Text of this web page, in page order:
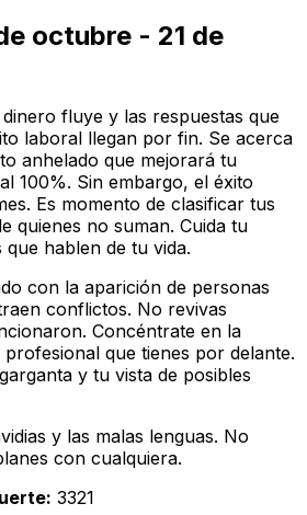
octubre - 21 de
dinero fluye y las respuestas que
laboral llegan por fin. Se acerca
anhelado que mejorará tu
100%. Sin embargo, el éxito
Es momento de clasificar tus
quienes no suman. Cuida tu
hablen de tu vida.
con la aparición de personas
conflictos. No revivas
Concéntrate en la
que tienes por delante.
y tu vista de posibles
y las malas lenguas. No
con cualquiera.
3321